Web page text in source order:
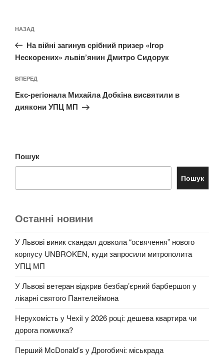
записів
Попередній
запис:
НАЗАД
На війні загинув срібний призер «Ігор
Нескорених» львів’янин Дмитро Сидорук
Наступний
запис
ВПЕРЕД
Екс-регіонала Михайла Добкіна висвятили в
диякони УПЦ МП
Пошук
Пошук
Останні новини
У Львові виник скандал довкола “освячення” нового
корпусу UNBROKEN, куди запросили митрополита
УПЦ МП
У Львові ветеран відкрив безбар’єрний барбершоп у
лікарні святого Пантелеймона
Нерухомість у Чехії у 2026 році: дешева квартира чи
дорога помилка?
Перший McDonald’s у Дрогобичі: міськрада